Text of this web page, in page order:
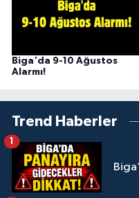
Biga'da 9-10 Ağustos
Alarmı!
Trend Haberler
1